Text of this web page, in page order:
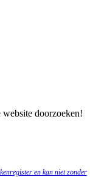
doorzoeken!
en kan niet zonder